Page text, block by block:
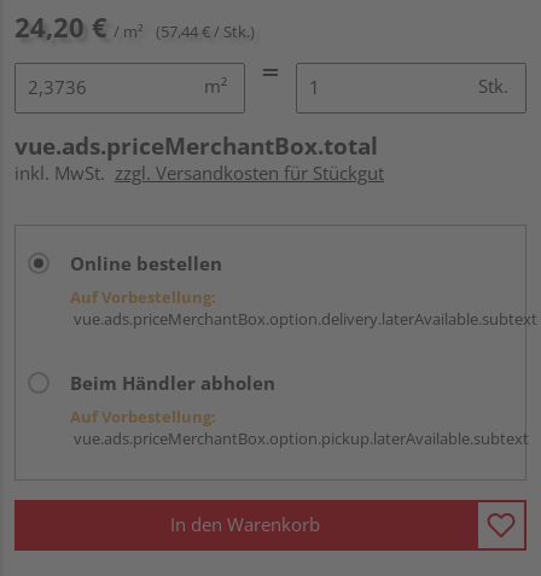
24,20 € / m² (57,44 € / Stk.)
m² Stk.
vue.ads.priceMerchantBox.total
inkl. MwSt. zzgl. Versandkosten für Stückgut
Online bestellen
Auf Vorbestellung:
vue.ads.priceMerchantBox.option.delivery.laterAvailable.subtext
Beim Händler abholen
Auf Vorbestellung:
vue.ads.priceMerchantBox.option.pickup.laterAvailable.subtext
In den Warenkorb